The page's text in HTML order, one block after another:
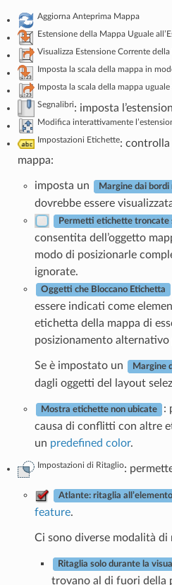
Aggiorna Anteprima Mappa
Estensione della Mappa Uguale
Visualizza Estensione Corrente
Imposta la scala della mappa in
Imposta la scala della mappa
Segnalibri: imposta
Modifica interattivamente
Impostazioni Etichette: controlla
mappa:
imposta un Margine dai bordi
dovrebbe essere
Permetti etichette troncate
consentita dell’oggetto
modo di posizionarle
ignorate.
Oggetti che Bloccano Etichetta
essere indicati come
etichetta della mappa di
posizionamento
Se è impostato un Margine
dagli oggetti del layout
Mostra etichette non ubicate
:
causa di conflitti con altre
un predefined color.
Impostazioni di Ritaglio:
Atlante: ritaglia all’elemento
feature.
Ci sono diverse modalità
Ritaglia solo durante la
trovano al di fuori della